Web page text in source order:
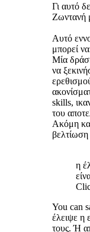
Γι αυτό
Ζωντανή
Αυτό
μπορεί
Μία
να
skills,
του
Ακόμη
η
You can
έλειψε η
τους. Ή